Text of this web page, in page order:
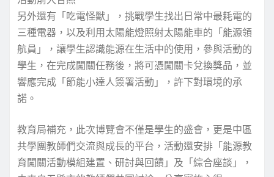
另外還有「吃電怪獸」，挑戰學生找出日常中最耗電的
三種電器，以及利用太陽能燈照射太陽能車的「能源領
航員」，讓學生認識能源在生活中的使用，參與活動的
學生，在完成闖關任務後，將可憑闖關卡兌換獎品，並
響應完成「節能小達人簽署活動」，許下對環境的承
諾。
教育局補充，此次博覽會不僅是學生的盛會，更是中區
共學團教師們交流與成長的平台，活動還安排「能源教
育闖關活動模組建置、研討與回饋」及「綜合座談」，